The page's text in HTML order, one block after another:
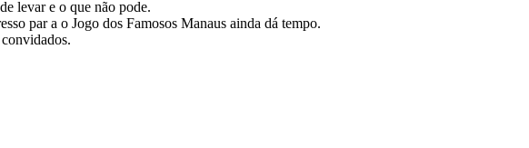
levar e o que não pode.
par a o Jogo dos Famosos Manaus ainda dá tempo.